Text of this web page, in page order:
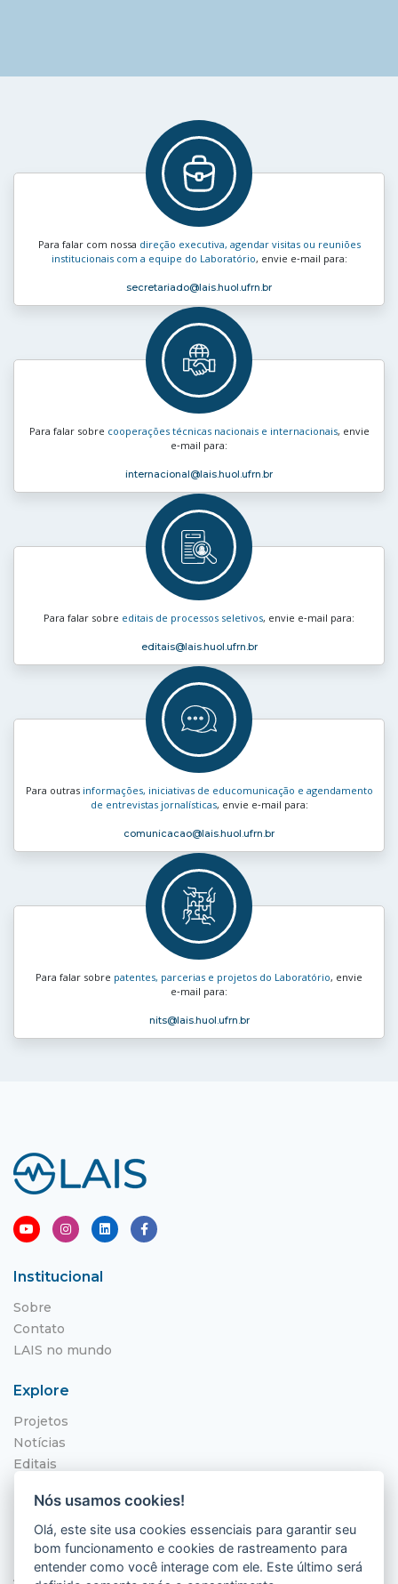
Para falar com nossa direção executiva, agendar visitas ou reuniões
institucionais com a equipe do Laboratório, envie e‑mail para:
secretariado@lais.huol.ufrn.br
Para falar sobre cooperações técnicas nacionais e internacionais, envie
e‑mail para:
internacional@lais.huol.ufrn.br
Para falar sobre editais de processos seletivos, envie e‑mail para:
editais@lais.huol.ufrn.br
Para outras informações, iniciativas de educomunicação e agendamento
de entrevistas jornalísticas, envie e‑mail para:
comunicacao@lais.huol.ufrn.br
Para falar sobre patentes, parcerias e projetos do Laboratório, envie
e‑mail para:
nits@lais.huol.ufrn.br
Institucional
Sobre
Contato
LAIS no mundo
Explore
Projetos
Notícias
Editais
Localização
Hospital Universitário Onofre Lopes - HUOL
Av. Nilo Peçanha, 620 - Petrópolis
Nós usamos cookies!
Olá, este site usa cookies essenciais para garantir seu
bom funcionamento e cookies de rastreamento para
entender como você interage com ele. Este último será